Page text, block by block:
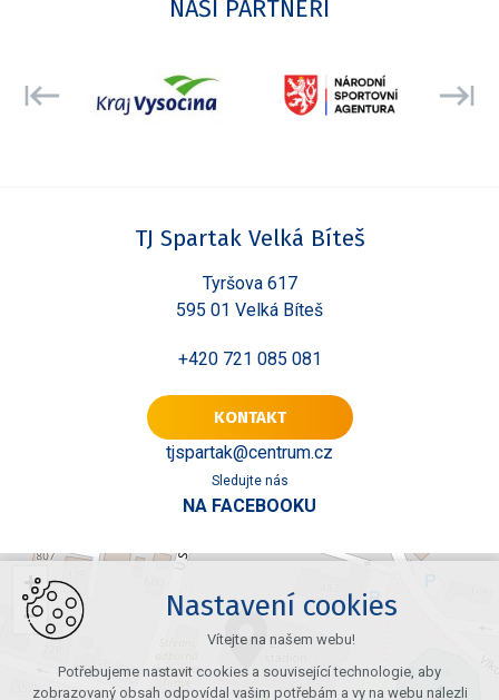
NAŠI PARTNEŘI
TJ Spartak Velká Bíteš
Tyršova 617
595 01 Velká Bíteš
+420 721 085 081
KONTAKT
tjspartak@centrum.cz
Sledujte nás
NA FACEBOOKU
+
−
Nastavení cookies
Vítejte na našem webu!
Potřebujeme nastavit cookies a související technologie, aby
zobrazovaný obsah odpovídal vašim potřebám a vy na webu nalezli